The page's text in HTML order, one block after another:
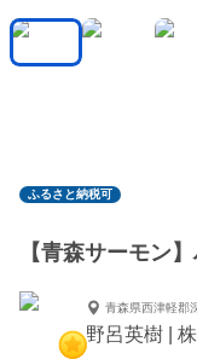
ふるさと納税可
【青森サーモン
青森県西津軽郡
野呂英樹 |